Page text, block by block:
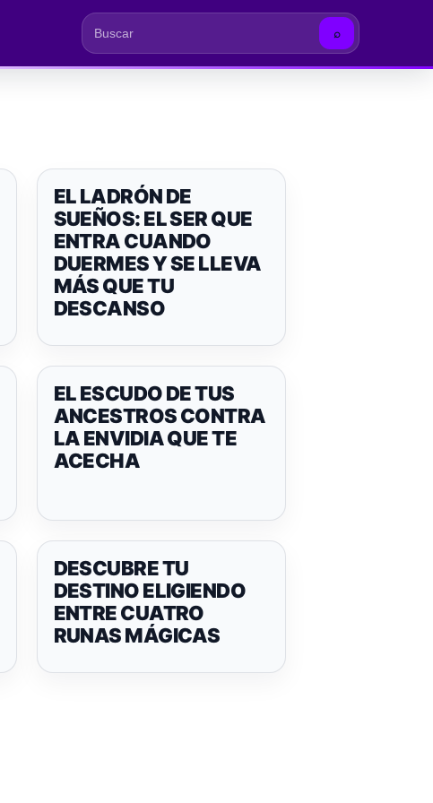
⌕
EL LADRÓN DE
SUEÑOS: EL SER QUE
ENTRA CUANDO
DUERMES Y SE LLEVA
MÁS QUE TU
DESCANSO
EL ESCUDO DE TUS
ANCESTROS CONTRA
LA ENVIDIA QUE TE
ACECHA
DESCUBRE TU
DESTINO ELIGIENDO
ENTRE CUATRO
RUNAS MÁGICAS